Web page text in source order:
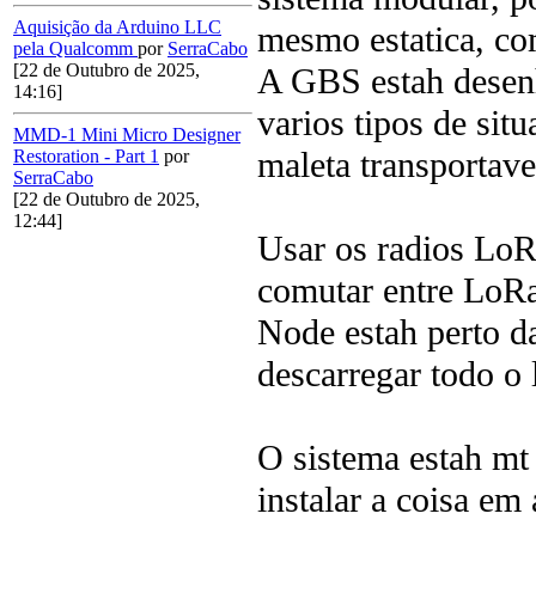
Aquisição da Arduino LLC
pela Qualcomm por SerraCabo
[22 de Outubro de 2025,
14:16]
MMD-1 Mini Micro Designer
Restoration - Part 1 por
SerraCabo
[22 de Outubro de 2025,
12:44]
mesmo estatica,
A GBS estah
varios tipos de
maleta
Usar os radios
comutar entre
Node estah perto
descarregar todo
O sistema estah
instalar a coisa em